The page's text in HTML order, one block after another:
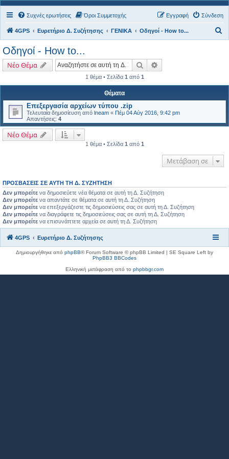
Συχνές ερωτήσεις Όροι Συμμετοχής Σύνδεση
Εγγραφή
4GPS Ευρετήριο Δ. Συζήτησης ΓΕΝΙΚΑ Οδηγοί - How to...
η
Οδηγοί - How to...
Νέο Θέμα Αναζήτηση
1 θέμα • Σελίδα 1 από 1
Θέματα
Επεξεργασία αρχείων τύπου .zip
Τελευταία δημοσίευση από lneam « Πέμ 04 Αύγ 2016, 9:42 pm
Απαντήσεις: 4
Νέο Θέμα
1 θέμα • Σελίδα 1 από 1
Μετάβαση σε
ΠΡΟΣΒΆΣΕΙΣ ΣΕ ΑΥΤΉ ΤΗ Δ. ΣΥΖΉΤΗΣΗ
Δεν μπορείτε να δημοσιεύετε νέα θέματα σε αυτή τη Δ. Συζήτηση
Δεν μπορείτε να απαντάτε σε θέματα σε αυτή τη Δ. Συζήτηση
Δεν μπορείτε να επεξεργάζεστε τις δημοσιεύσεις σας σε αυτή τη Δ. Συζήτηση
Δεν μπορείτε να διαγράφετε τις δημοσιεύσεις σας σε αυτή τη Δ. Συζήτηση
Δεν μπορείτε να επισυνάπτετε αρχεία σε αυτή τη Δ. Συζήτηση
4GPS Ευρετήριο Δ. Συζήτησης
Δημιουργήθηκε από phpBB® Forum Software © phpBB Limited | SE Square Left by
PhpBB3 BBCodes
Ελληνική μετάφραση από το phpbbgr.com